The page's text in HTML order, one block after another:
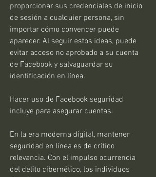
proporcionar sus credenciales de inicio
de sesión a cualquier persona, sin
importar cómo convencer puede
aparecer. Al seguir estos ideas, puede
evitar acceso no aprobado a su cuenta
de Facebook y salvaguardar su
identificación en línea.
Hacer uso de Facebook seguridad
incluye para asegurar cuentas.
En la era moderna digital, mantener
seguridad en línea es de crítico
relevancia. Con el impulso ocurrencia
del delito cibernético, los individuos